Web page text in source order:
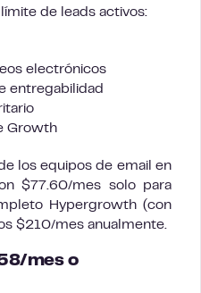
de leads activos:
electrónicos
entregabilidad
Growth
los equipos de email en
$77.60/mes solo para
Hypergrowth (con
$210/mes anualmente.
mes o